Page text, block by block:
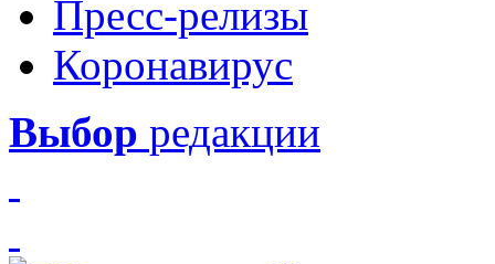
Пресс-релизы
Коронавирус
Выбор редакции